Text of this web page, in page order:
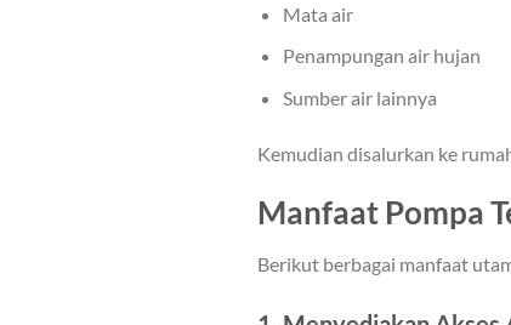
Mata air
Penampungan air hujan
Sumber air lainnya
Kemudian disalurkan ke
Manfaat Pompa
Berikut berbagai manfaat